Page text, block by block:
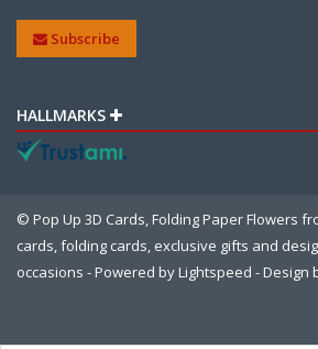
Subscribe
HALLMARKS
© Pop Up 3D Cards, Folding Paper Flowers
cards, folding cards, exclusive gifts and
occasions - Powered byLightspeed - Design